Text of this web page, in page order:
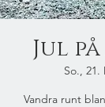
Jul
So., 21.
Vandra runt